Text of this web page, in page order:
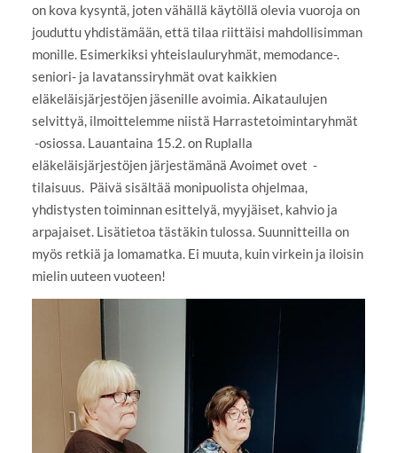
on kova kysyntä, joten vähällä käytöllä olevia vuoroja on
jouduttu yhdistämään, että tilaa riittäisi mahdollisimman
monille. Esimerkiksi yhteislauluryhmät, memodance-.
seniori- ja lavatanssiryhmät ovat kaikkien
eläkeläisjärjestöjen jäsenille avoimia. Aikataulujen
selvittyä, ilmoittelemme niistä Harrastetoimintaryhmät
-osiossa. Lauantaina 15.2. on Ruplalla
eläkeläisjärjestöjen järjestämänä Avoimet ovet -
tilaisuus. Päivä sisältää monipuolista ohjelmaa,
yhdistysten toiminnan esittelyä, myyjäiset, kahvio ja
arpajaiset. Lisätietoa tästäkin tulossa. Suunnitteilla on
myös retkiä ja lomamatka. Ei muuta, kuin virkein ja iloisin
mielin uuteen vuoteen!